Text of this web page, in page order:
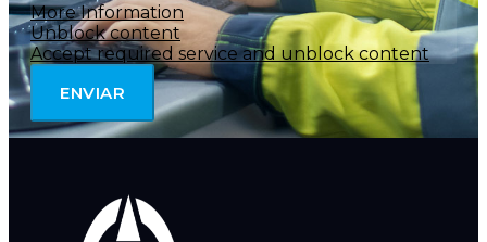
More Information
Unblock content
Accept required service and unblock content
ENVIAR